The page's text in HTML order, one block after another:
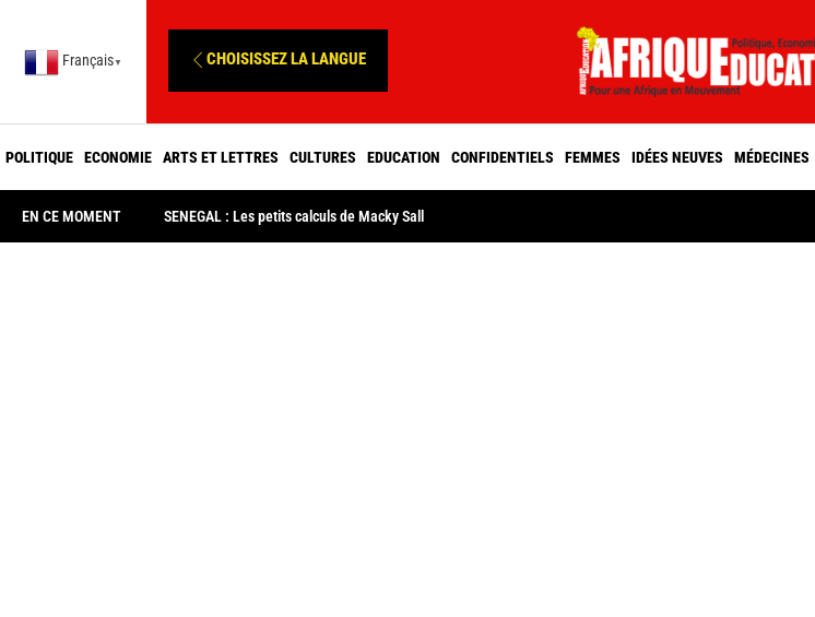
Français ▼ CHOISISSEZ LA LANGUE
POLITIQUE ECONOMIE ARTS ET LETTRES CULTURES EDUCATION CONFIDENTIELS FEMMES IDÉES NEUVES MÉDECINES
EN CE MOMENT SENEGAL : Les petits calculs de Macky Sall